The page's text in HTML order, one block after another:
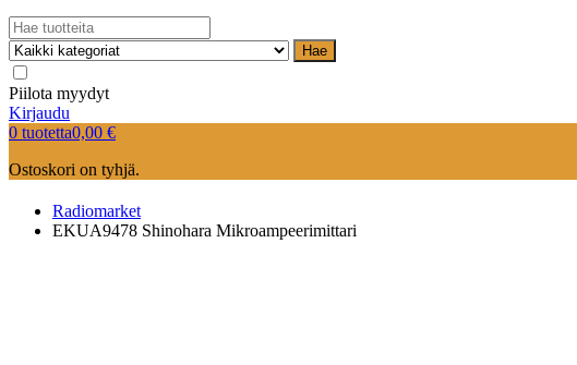
Hae
Piilota myydyt
Kirjaudu
0 tuotetta0,00 €
Ostoskori on tyhjä.
Radiomarket
EKUA9478 Shinohara Mikroampeerimittari